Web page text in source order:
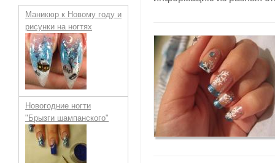
Маникюр к Новому году и
рисунки на ногтях
Новогодние ногти
"Брызги шампанского"